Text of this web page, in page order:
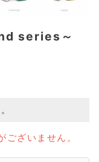
series～
ございません。